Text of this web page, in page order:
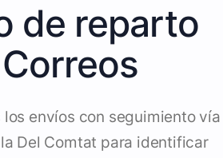
de reparto
los envíos con seguimiento vía
Del Comtat para identificar